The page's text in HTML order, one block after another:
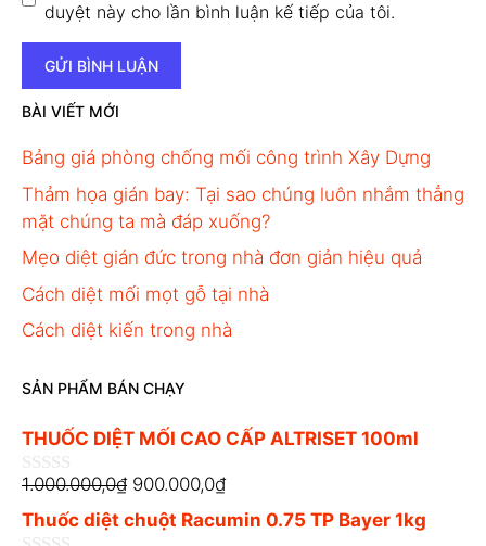
duyệt này cho lần bình luận kế tiếp của tôi.
BÀI VIẾT MỚI
Bảng giá phòng chống mối công trình Xây Dựng
Thảm họa gián bay: Tại sao chúng luôn nhắm thẳng
mặt chúng ta mà đáp xuống?
Mẹo diệt gián đức trong nhà đơn giản hiệu quả
Cách diệt mối mọt gỗ tại nhà
Cách diệt kiến trong nhà
SẢN PHẨM BÁN CHẠY
THUỐC DIỆT MỐI CAO CẤP ALTRISET 100ml
0
n
g
1.000.000,0₫ 900.000,0₫
Thuốc diệt chuột Racumin 0.75 TP Bayer 1kg